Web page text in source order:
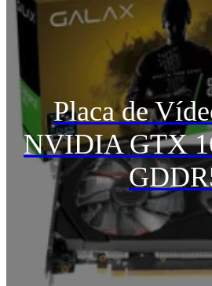
Placa de
NVIDIA GTX